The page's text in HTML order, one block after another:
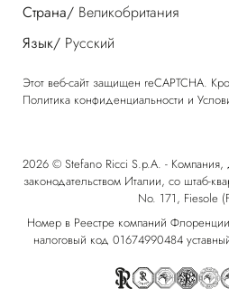
Страна/ Великобритания
Язык/ Русский
Этот веб-сайт защищен reCAPTCHA.
Политика конфиденциальности и
2026 © Stefano Ricci S.p.A. - Компания,
законодательством Италии, со штаб-
No. 171, Fiesole
Номер в Реестре компаний
налоговый код 01674990484